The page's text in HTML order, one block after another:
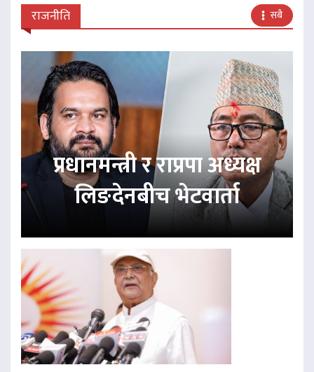
राजनीति सबै
प्रधानमन्त्री र राप्रपा अध्यक्ष
लिङदेनबीच भेटवार्ता